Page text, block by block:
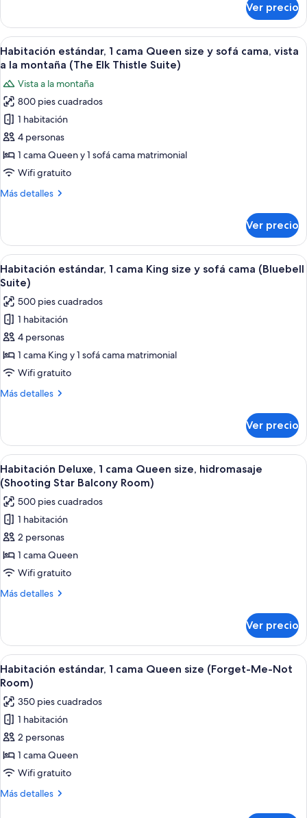
hidromasaje
(The
Pasque
Flower
Room)
Deluxe,
cama
Queen
hidromasaje
(The
Pasque
Flower
Room)
Ver precio
Abrir
todas
fotos
de
Habitación
estándar,
1
cama
size
cama,
vista
a
la
montaña
(The
Elk
Thistle
Suite)
Una sala de estar con chimenea,
9
Habitación estándar, 1 cama Queen size y sofá cama, vista
a la montaña (The Elk Thistle Suite)
Vista a la montaña
800 pies cuadrados
1 habitación
4 personas
1 cama Queen y 1 sofá cama matrimonial
Wifi gratuito
Más detalles
Más
estándar,
cama
Queen
y
sofá
cama,
vista
a
montaña
(The
Ver precio
Abrir
todas
las
fotos
de
Habitación
estándar,
1
cama
y
sofá
cama
(Bluebell
Suite)
Un dormitorio con cama, una silla,
4
Habitación estándar, 1 cama King size y sofá cama (Bluebell
Suite)
500 pies cuadrados
1 habitación
4 personas
1 cama King y 1 sofá cama matrimonial
Wifi gratuito
Más detalles
Más
estándar,
cama
King
size
y
sofá
cama
(Bluebell
Suite)
Ver precio
Abrir
todas
las
fotos
de
Habitación
Deluxe,
1
cama
hidromasaje
(Shooting
Star
Balcony
Room)
Un dormitorio con colcha
4
Habitación Deluxe, 1 cama Queen size, hidromasaje
(Shooting Star Balcony Room)
500 pies cuadrados
1 habitación
2 personas
1 cama Queen
Wifi gratuito
Más detalles
Más
Deluxe,
cama
Queen
hidromasaje
(Shooting
Star
Balcony
Room)
Ver precio
Abrir
todas
las
fotos
de
Habitación
estándar,
1
cama
Un dormitorio con una cama con
4
Habitación estándar, 1 cama Queen size (Forget-Me-Not
Room)
350 pies cuadrados
1 habitación
2 personas
1 cama Queen
Wifi gratuito
Más detalles
Más